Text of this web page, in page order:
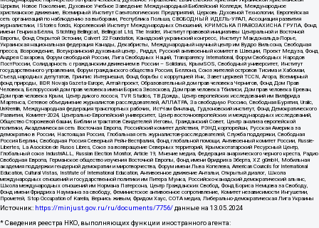
Церкви, Новое Поколение, Духовное Учебное Заведение Международный Библейский Колледж, Международное
христианское движение, Всемирный Институт Саентологических Предприятий, Церковь Духовной Технологии, Европейская
сеть организаций по наблюдению за выборами, Республика Польша, СВОБОДНЫЙ ИДЕЛЬ-УРАЛ, Ассоциация развития
журналистики, IStories fonds, Королевский Институт Международных Отношений, КРИМСЬКА ПРАВОЗАХИСНА ГРУПА, Фонд
имени Генриха Бёлля, Stichting Bellingcat, Bellingcat Ltd, The Insider, Институт правовой инициативы Центральной и Восточной
Европы, Фонд Открытой Эстонии, Calvert 22 Foundation, Канадский украинский конгресс, Институт Макдональда-Лорье,
Украинская национальная федерация Канады, Декабристы, Международный научный центр им Вудро Вильсона, Свободная
пресса, Возрождение, Всеукраинский духовный центр , Риддл, Русский антивоенный комитет в Швеции, Проект Медуза, Фонд
Андрея Сахарова, Форум свободной России, Лига Свободных Наций, Transparеncy International, Форум Свободных Народов
ПостРоссии, Солидарность с гражданским движением в России – Solidarus, КрымSOS, Свободный университет, Институт
государственного управления, Форум гражданского общества Россия, Беллона, Союз жителей островов Тисима и Хабомаи,
Съезд народных депутатов, Гринпис Интернешнл, Фонд борьбы с коррупцией Инк, Завет церквей TCCN, Агора, Всемирный
фонд природы, BDR Novaja Gazeta-Europe, Алтай проект, Образовательный дом прав человека Чернигов, Фонд Дом Прав
Человека, Белорусский дом прав человека имени Бориса Звозскова, Дом прав человека Тбилиси, Дом прав человека Ереван,
Дом прав человека Крым, Центр дикого лосося, TVR Studios, ТВ Дождь, Центр европейских исследований им Вилфрида
Мартенса, Сетевое объединение журналистов расследователей, АЛЛАТРА, За свободную Россию, Свободная Бурятия, Uralic,
UnKremlin, Международная федерация транспортных рабочих, ИстЧам Финланд, Гудзоновский институт, Фонд Демократического
Развития, Комитет-2024, Центрально-Европейский университет, Центр восточноевропейских и международных исследований,
Общество Сторожевой башни, Библии и трактатов Свидетелей Иеговы, Гражданский Совет, Центр анализа европейской
политики, Академическая сеть Восточная Европа, Российский комитет действия, РЭНД корпорейшн, Русская Америка за
демократию в России, Настоящая Россия, Глобальная сеть журналистов-расследователей, Служба поддержки, Свободная
Россия Берлин, Свободная Россия Северный Рейн-Вестфалия, Фонд глобальной помощи, Антивоенный комитет России, Russie-
Libertes, La Asocicion de Rusos Libres, Союз за возвращение Северных территорий, Крымскотатарский Ресурсный Центр,
Глобальный союз IndustriALL, Russian Election Monitor, Article 19, Мнение медиа, Федерация анархического черного креста, Радио
Свободная Европа, Германское общество изучения Восточной Европы, Фонд имени Фридриха Эберта, XZ gGmbH, Мобильная
академия поддержки гендерной демократии и миротворчества, Форум имени Льва Копелева, American Councils for International
Education, Cultural Vistas, Institute of International Education, Антивоенное движение Антальи, Открытый диалог, Школа
международных отношений и государственной политики им Питера Мунка, Российско-канадский демократический альянс,
Школа международных отношений им Нормана Патерсона, Центр Гражданских Свобод, Фонд Бориса Немцова за Свободу,
Фонд имени Фридриха Науманна за свободу, Феминистское антивоенное сопротивление, Комитет независимости Ингушетии,
Прометей, Stop Occupation of Karelia, Вернись живым, Фридом Хаус, СОТА медиа, Либерально-демократическая Лига Украины
Источник: https://minjust.gov.ru/ru/documents/7756/данные на 13.05.2024
* Сведения реестра НКО, выполняющих функции иностранного агента: